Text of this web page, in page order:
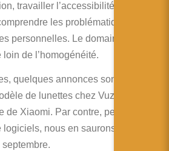
travailler l’accessibilité des
les problématiques de
personnelles. Le domaine gagne
de l’homogénéité.
quelques annonces sont arrivées,
de lunettes chez Vuzix et
de Xiaomi. Par contre, peu de
nous en saurons